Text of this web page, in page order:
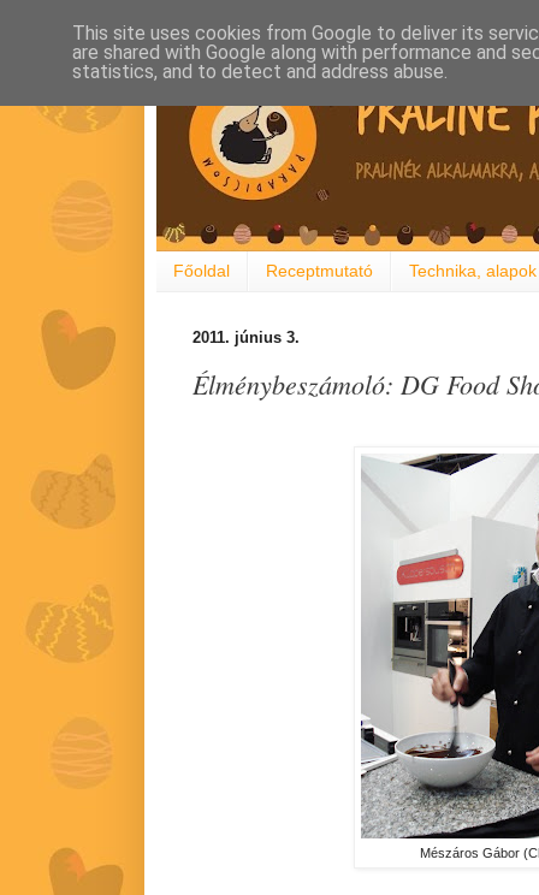
Főoldal Receptmutató Technika, alapok
2011. június 3.
Élménybeszámoló: DG Food
Mészáros Gábor
This site uses cookies from Google to deliver its
are shared with Google along with performance and
statistics, and to detect and address abuse.